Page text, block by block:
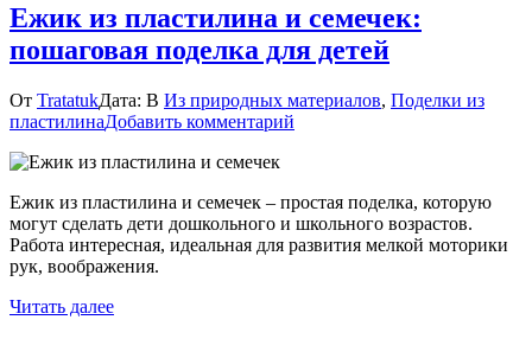
Ежик из пластилина и семечек:
пошаговая поделка для детей
От TratatukДата: В Из природных материалов, Поделки из
пластилинаДобавить комментарий
и
семечек:
пошаговая
Ежик из пластилина и семечек – простая поделка, которую
могут сделать дети дошкольного и школьного возрастов.
Работа интересная, идеальная для развития мелкой моторики
рук, воображения.
Читать далее